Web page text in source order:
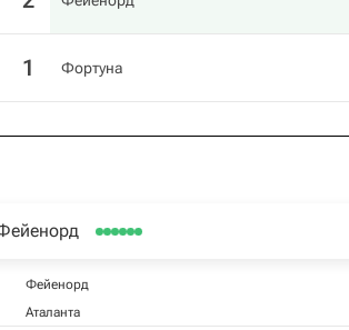
1 Фортуна
Фейенорд
Аталанта